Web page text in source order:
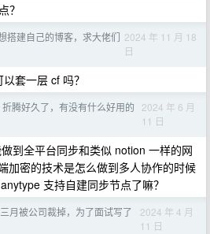
？
搭建自己的博客，求大佬们 2024 年 11 月 18
日
套一层 cf 吗？
折腾好久了，有没有什么好用的
2024 年 6 月
11 日
到全平台同步和类似 notion 一样的网
加密的技术是怎么做到多人协作的时候
支持自建同步节点了嘛？
三月被公司裁掉，为了面试写了
2024 年 4 月
11 日